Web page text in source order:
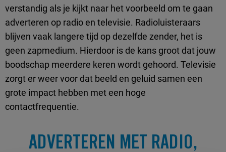
verstandig als je kijkt naar het voorbeeld om te gaan
adverteren op radio en televisie. Radioluisteraars
blijven vaak langere tijd op dezelfde zender, het is
geen zapmedium. Hierdoor is de kans groot dat jouw
boodschap meerdere keren wordt gehoord. Televisie
zorgt er weer voor dat beeld en geluid samen een
grote impact hebben met een hoge
contactfrequentie.
ADVERTEREN MET RADIO,